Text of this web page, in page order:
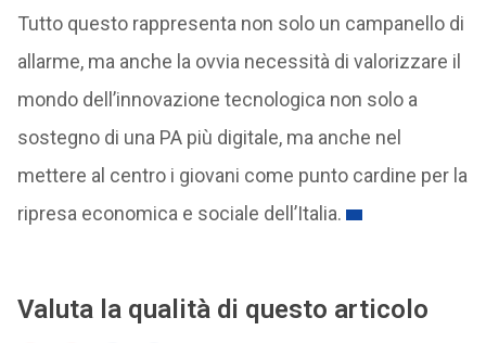
Tutto questo rappresenta non solo un campanello di
allarme, ma anche la ovvia necessità di valorizzare il
mondo dell’innovazione tecnologica non solo a
sostegno di una PA più digitale, ma anche nel
mettere al centro i giovani come punto cardine per la
ripresa economica e sociale dell’Italia.
Valuta la qualità di questo articolo